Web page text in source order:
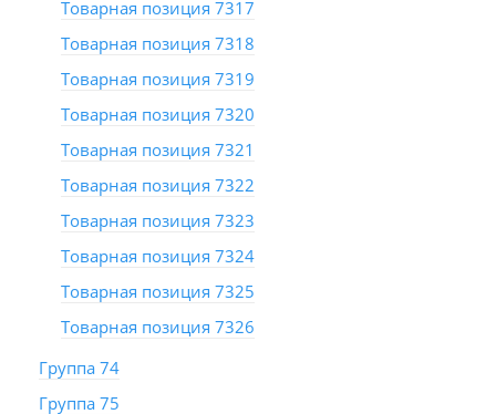
Товарная позиция 7317
Товарная позиция 7318
Товарная позиция 7319
Товарная позиция 7320
Товарная позиция 7321
Товарная позиция 7322
Товарная позиция 7323
Товарная позиция 7324
Товарная позиция 7325
Товарная позиция 7326
Группа 74
Группа 75